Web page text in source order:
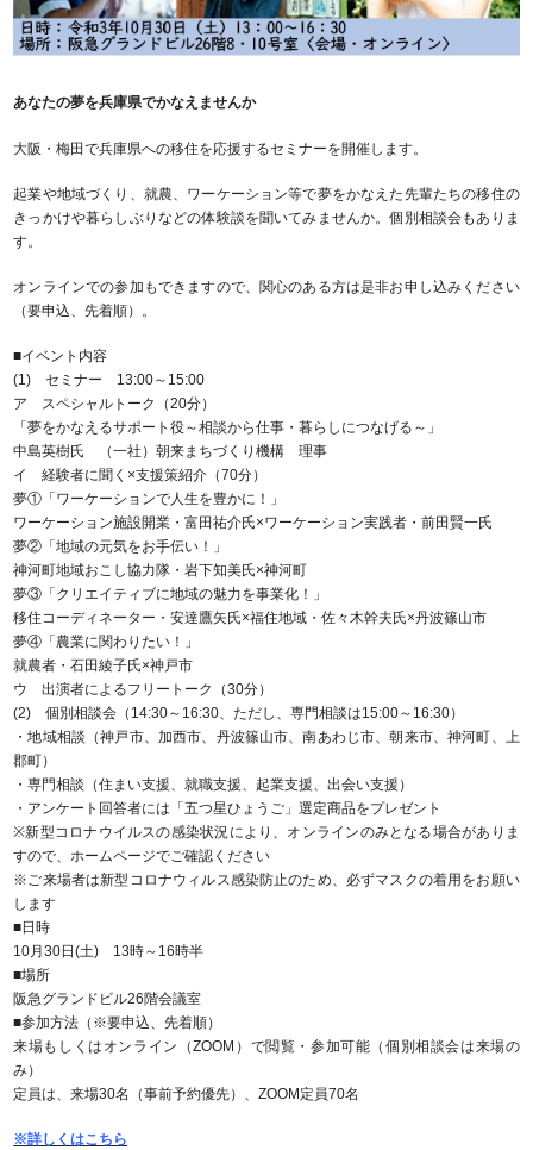
あなたの夢を兵庫県でかなえませんか
大阪・梅田で兵庫県への移住を応援するセミナーを開催します。
起業や地域づくり、就農、ワーケーション等で夢をかなえた先輩たちの移住の
きっかけや暮らしぶりなどの体験談を聞いてみませんか。個別相談会もありま
す。
オンラインでの参加もできますので、関心のある方は是非お申し込みください
（要申込、先着順）。
■イベント内容
(1) セミナー 13:00～15:00
ア スペシャルトーク（20分）
「夢をかなえるサポート役～相談から仕事・暮らしにつなげる～」
中島英樹氏 （一社）朝来まちづくり機構 理事
イ 経験者に聞く×支援策紹介（70分）
夢①「ワーケーションで人生を豊かに！」
ワーケーション施設開業・富田祐介氏×ワーケーション実践者・前田賢一氏
夢②「地域の元気をお手伝い！」
神河町地域おこし協力隊・岩下知美氏×神河町
夢③「クリエイティブに地域の魅力を事業化！」
移住コーディネーター・安達鷹矢氏×福住地域・佐々木幹夫氏×丹波篠山市
夢④「農業に関わりたい！」
就農者・石田綾子氏×神戸市
ウ 出演者によるフリートーク（30分）
(2) 個別相談会（14:30～16:30、ただし、専門相談は15:00～16:30）
・地域相談（神戸市、加西市、丹波篠山市、南あわじ市、朝来市、神河町、上
郡町）
・専門相談（住まい支援、就職支援、起業支援、出会い支援）
・アンケート回答者には「五つ星ひょうご」選定商品をプレゼント
※新型コロナウイルスの感染状況により、オンラインのみとなる場合がありま
すので、ホームページでご確認ください
※ご来場者は新型コロナウィルス感染防止のため、必ずマスクの着用をお願い
します
■日時
10月30日(土) 13時～16時半
■場所
阪急グランドビル26階会議室
■参加方法（※要申込、先着順）
来場もしくはオンライン（ZOOM）で閲覧・参加可能（個別相談会は来場の
み）
定員は、来場30名（事前予約優先）、ZOOM定員70名
※詳しくはこちら